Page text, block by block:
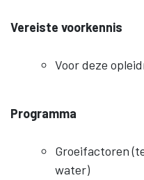
Vereiste voorkennis
Voor deze
Programma
Groeifactoren
water)